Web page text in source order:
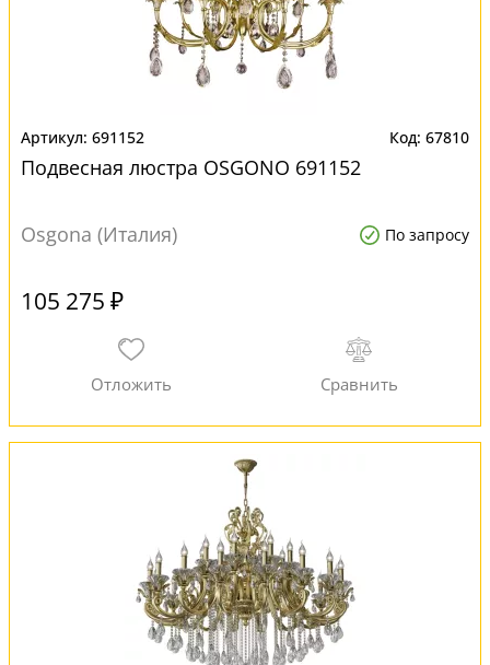
691152 67810
Подвесная люстра OSGONO 691152
Osgona (Италия) По запросу
105 275 ₽